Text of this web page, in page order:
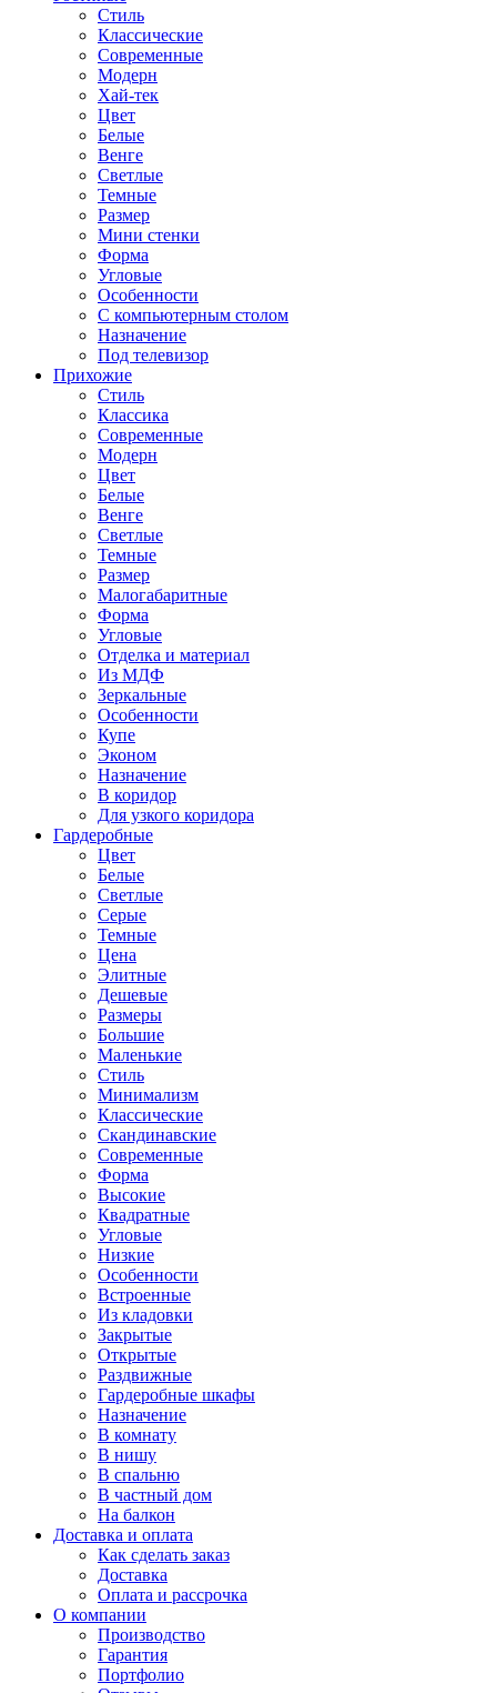
Стиль
Классические
Современные
Модерн
Хай-тек
Цвет
Белые
Венге
Светлые
Темные
Размер
Мини стенки
Форма
Угловые
Особенности
С компьютерным столом
Назначение
Под телевизор
Прихожие
Стиль
Классика
Современные
Модерн
Цвет
Белые
Венге
Светлые
Темные
Размер
Малогабаритные
Форма
Угловые
Отделка и материал
Из МДФ
Зеркальные
Особенности
Купе
Эконом
Назначение
В коридор
Для узкого коридора
Гардеробные
Цвет
Белые
Светлые
Серые
Темные
Цена
Элитные
Дешевые
Размеры
Большие
Маленькие
Стиль
Минимализм
Классические
Скандинавские
Современные
Форма
Высокие
Квадратные
Угловые
Низкие
Особенности
Встроенные
Из кладовки
Закрытые
Открытые
Раздвижные
Гардеробные шкафы
Назначение
В комнату
В нишу
В спальню
В частный дом
На балкон
Доставка и оплата
Как сделать заказ
Доставка
Оплата и рассрочка
О компании
Производство
Гарантия
Портфолио